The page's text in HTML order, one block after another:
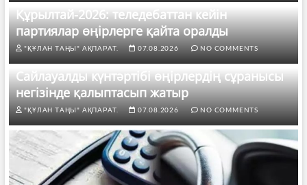
Құрылтай-2026: теледебаттан кейін
партиялар өңірлерге қайта оралды
"ҚҰЛАН ТАҢЫ" АҚПАРАТ. 07.08.2026 NO COMMENTS
Сайлауалды күнтәртібі өңірлердің сұранысы
негізінде қалыптасып жатыр
"ҚҰЛАН ТАҢЫ" АҚПАРАТ. 07.08.2026 NO COMMENTS